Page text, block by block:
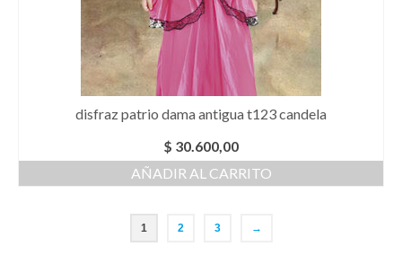
disfraz patrio dama antigua t123 candela
$ 30.600,00
AÑADIR AL CARRITO
1 2 3 →